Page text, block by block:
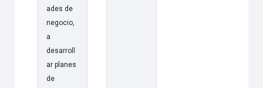
ades de
negocio,
a
desarroll
ar planes
de